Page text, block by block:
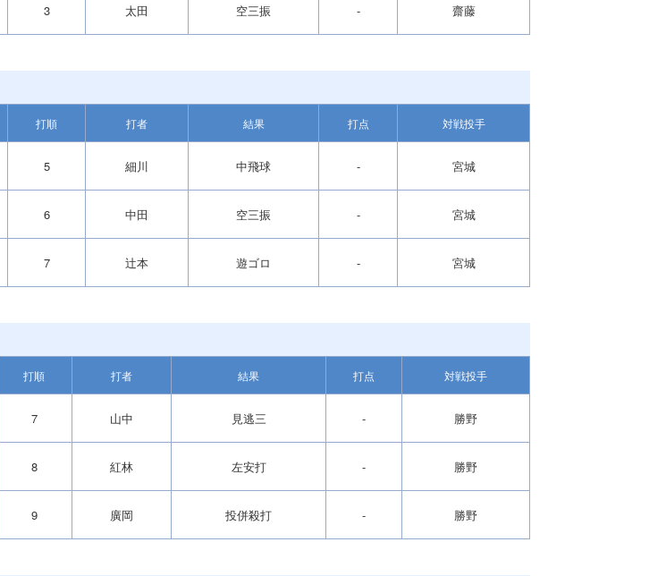
3 太田 空三振 - 齋藤
打順 打者 結果 打点 対戦投手
5 細川 中飛球 - 宮城
6 中田 空三振 - 宮城
7 辻本 遊ゴロ - 宮城
打順 打者 結果 打点 対戦投手
7 山中 見逃三 - 勝野
8 紅林 左安打 - 勝野
9 廣岡 投併殺打 - 勝野